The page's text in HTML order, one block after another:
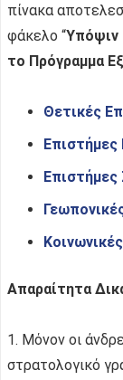
πίνακα
φάκελο “Υπόψιν
το Πρόγραμμα
Θετικές
Επιστήμες
Απαραίτητα
1. Μόνον οι
στρατολογικό